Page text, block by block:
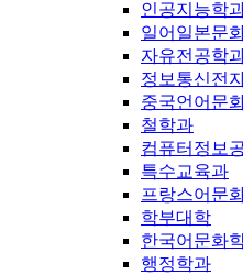
인공지능학
일어일본문
자유전공학
정보통신전
중국언어문
철학과
컴퓨터정보
특수교육과
프랑스어문
학부대학
한국어문화
행정학과